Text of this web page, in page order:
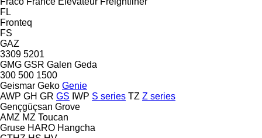
FL
Fronteq
FS
GAZ
3309 5201
GMG GSR Galen Geda
300 500 1500
Geismar Geko Genie
AWP GH GR GS IWP S series TZ Z series
Gençgüçsan Grove
AMZ MZ Toucan
Gruse HARO Hangcha